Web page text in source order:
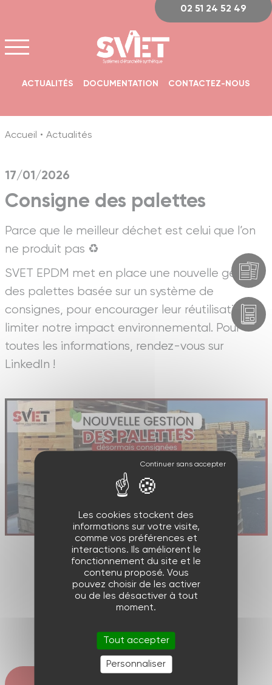
ACTUALITÉS DOCUMENTATION CONTACTEZ-NOUS
02 51 24 52 49
Accueil Actualités
17/01/2026
Consigne des palettes
Parce que le meilleur déchet est celui que l’on
ne produit pas ♻️
SVET EPDM met en place une nouvelle gestion
des palettes basée sur un système de
consignes, pour encourager leur réutilisation et
limiter notre impact environnemental. Pour
toutes les informations, rendez-vous sur
LinkedIn !
Précédent
Suivant
Les cookies stockent des
informations sur votre visite,
comme vos préférences et
interactions. Ils améliorent le
fonctionnement du site et le
contenu proposé. Vous
pouvez choisir de les activer
ou de les désactiver à tout
moment.
Tout accepter
Personnaliser